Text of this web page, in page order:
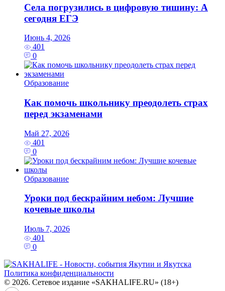
Села погрузились в цифровую тишину: А
сегодня ЕГЭ
Июнь 4, 2026
401
0
Образование
Как помочь школьнику преодолеть страх
перед экзаменами
Май 27, 2026
401
0
Образование
Уроки под бескрайним небом: Лучшие
кочевые школы
Июль 7, 2026
401
0
Политика конфиденциальности
© 2026. Сетевое издание «SAKHALIFE.RU» (18+)